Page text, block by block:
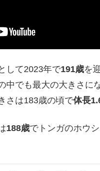
して2023年で191歳を
中でも最大の大きさに
さは183歳の頃で体長
188歳でトンガのホウ